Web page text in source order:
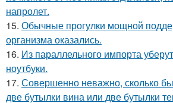
напролет.
15. Обычные прогулки мощной
организма оказались.
16. Из параллельного импорта
ноутбуки.
17. Совершенно неважно, сколько
две бутылки вина или две бутылки